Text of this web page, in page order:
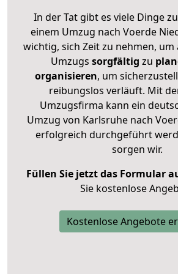
In der Tat gibt es viele Dinge
einem Umzug nach Voerde
wichtig, sich Zeit zu nehmen, um
Umzugs sorgfältig zu
organisieren, um
reibungslos verläuft. Mit
Umzugsfirma kann ein
Umzug von Karlsruhe nach
erfolgreich durchgeführt
sorgen wir.
Füllen Sie jetzt das Formular
Sie kostenlose
Kostenlose Angebote